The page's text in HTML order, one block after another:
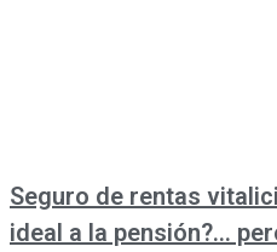
Seguro de rentas
ideal a la pensión?…